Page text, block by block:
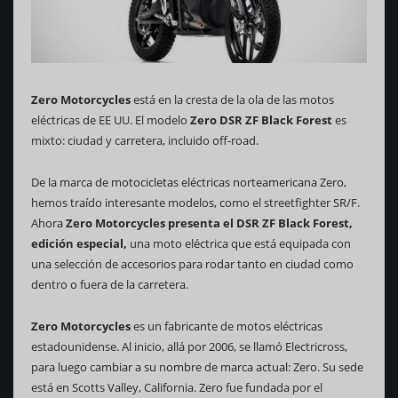
Zero Motorcyclesestá en la cresta de la ola de las motos
eléctricas de EE UU. El modelo Zero DSR ZF Black Forestes
mixto: ciudad y carretera, incluido off-road.
De la marca de motocicletas eléctricas norteamericana Zero,
hemos traído interesante modelos, como el streetfighter SR/F.
AhoraZero Motorcycles presenta el DSR ZF Black Forest,
edición especial, una moto eléctrica que está equipada con
una selección de accesorios para rodar tanto en ciudad como
dentro o fuera de la carretera.
Zero Motorcycleses un fabricante de motos eléctricas
estadounidense. Al inicio, allá por 2006, se llamó Electricross,
para luego cambiar a su nombre de marca actual: Zero. Su sede
está en Scotts Valley, California. Zero fue fundada por el